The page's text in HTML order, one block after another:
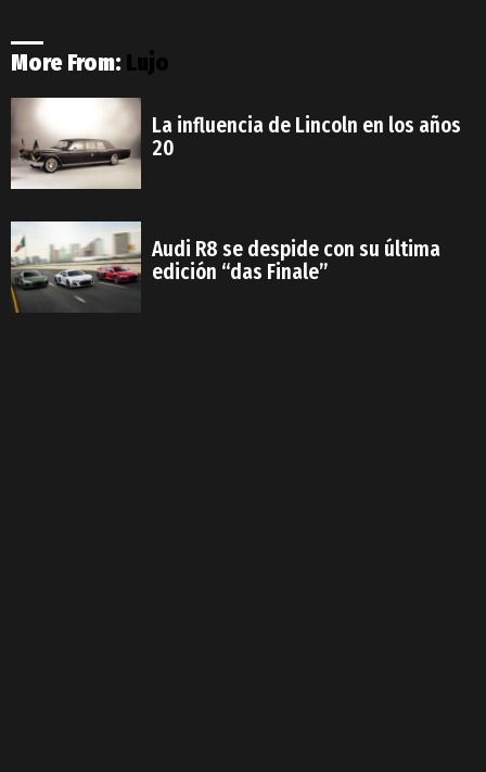
More From: Lujo
La influencia de Lincoln en los años
20
Audi R8 se despide con su última
edición “das Finale”